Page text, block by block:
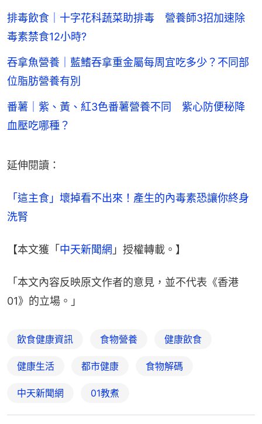
排毒飲食｜十字花科蔬菜助排毒 營養師3招加速除
毒素禁食12小時?
吞拿魚營養｜藍鰭吞拿重金屬每周宜吃多少？不同部
位脂肪營養有別
番薯｜紫、黃、紅3色番薯營養不同 紫心防便秘降
血壓吃哪種？
延伸閱讀：
「這主食」壞掉看不出來！產生的內毒素恐讓你終身
洗腎
【本文獲「 中天新聞網 」授權轉載。】
「本文內容反映原文作者的意見，並不代表《香港
01》的立場。」
飲食健康資訊 食物營養 健康飲食
健康生活 都市健康 食物解碼
中天新聞網 01教煮